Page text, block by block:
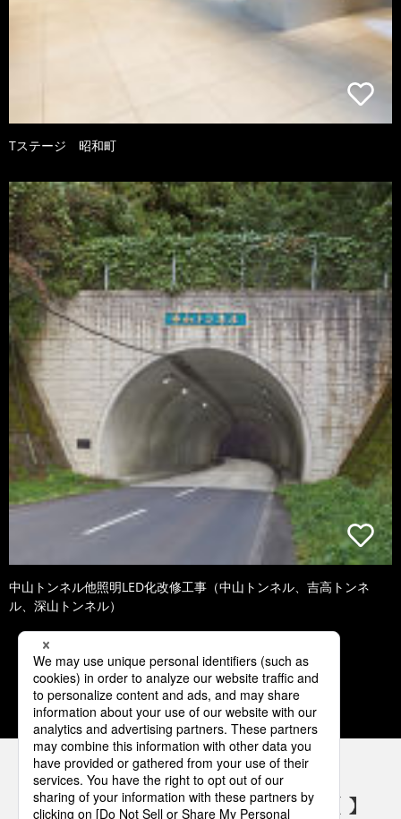
Tステージ 昭和町
中山トンネル他照明LED化改修工事（中山トンネル、吉高トンネ
ル、深山トンネル）
1 2 3 4 5
パナソニックの電気設備 SNSアカウント